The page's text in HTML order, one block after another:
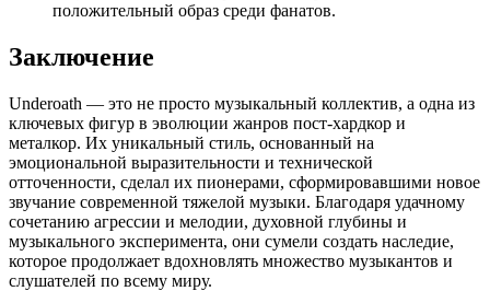
положительный образ среди фанатов.
Заключение
Underoath — это не просто музыкальный коллектив, а одна из
ключевых фигур в эволюции жанров пост-хардкор и
металкор. Их уникальный стиль, основанный на
эмоциональной выразительности и технической
отточенности, сделал их пионерами, сформировавшими новое
звучание современной тяжелой музыки. Благодаря удачному
сочетанию агрессии и мелодии, духовной глубины и
музыкального эксперимента, они сумели создать наследие,
которое продолжает вдохновлять множество музыкантов и
слушателей по всему миру.